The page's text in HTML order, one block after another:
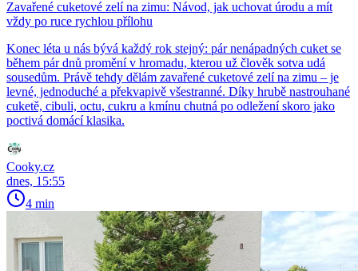
Zavařené cuketové zelí na zimu: Návod, jak uchovat úrodu a mít
vždy po ruce rychlou přílohu
Konec léta u nás bývá každý rok stejný: pár nenápadných cuket se
během pár dnů promění v hromadu, kterou už člověk sotva udá
sousedům. Právě tehdy dělám zavařené cuketové zelí na zimu – je
levné, jednoduché a překvapivě všestranné. Díky hrubě nastrouhané
cuketě, cibuli, octu, cukru a kmínu chutná po odležení skoro jako
poctivá domácí klasika.
Cooky.cz
dnes, 15:55
4 min